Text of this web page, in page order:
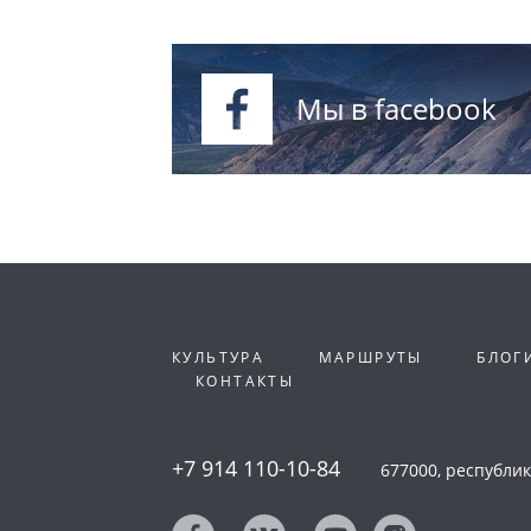
Мы в facebook
КУЛЬТУРА МАРШРУТЫ
КОНТАКТЫ
+7 914 110-10-84 677000,